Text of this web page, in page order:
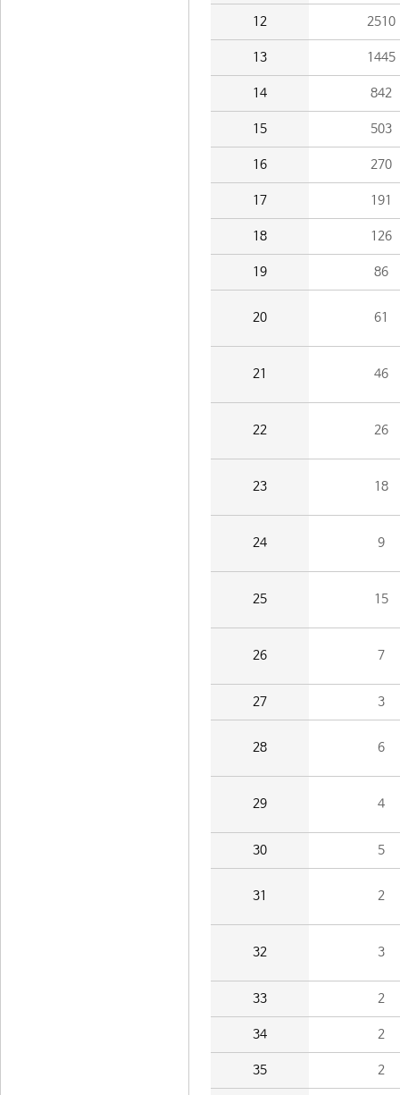
12 2510
13 1445
14 842
15 503
16 270
17 191
18 126
19 86
20 61
21 46
22 26
23 18
24 9
25 15
26 7
27 3
28 6
29 4
30 5
31 2
32 3
33 2
34 2
35 2